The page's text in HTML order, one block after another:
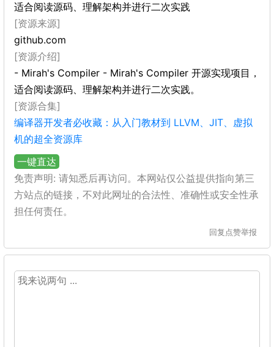
适合阅读源码、理解架构并进行二次实践
[资源来源]
github.com
[资源介绍]
- Mirah's Compiler - Mirah's Compiler 开源实现项目，
适合阅读源码、理解架构并进行二次实践。
[资源合集]
编译器开发者必收藏：从入门教材到 LLVM、JIT、虚拟
机的超全资源库
一键直达
免责声明: 请知悉后再访问。本网站仅公益提供指向第三
方站点的链接，不对此网址的合法性、准确性或安全性承
担任何责任。
回复 点赞举报